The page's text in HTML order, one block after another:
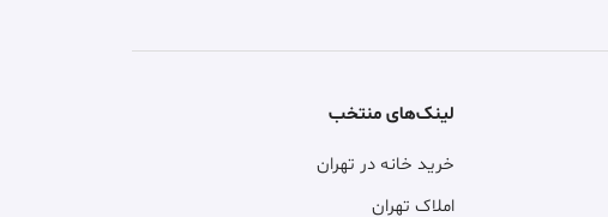
لینک‌های منتخب
خرید خانه در تهران
املاک تهران